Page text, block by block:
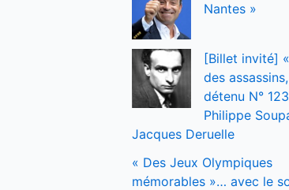
Nantes »
[Billet invité]
des
détenu N°
Philippe
Jacques Deruelle
« Des Jeux Olympiques
mémorables »… avec le